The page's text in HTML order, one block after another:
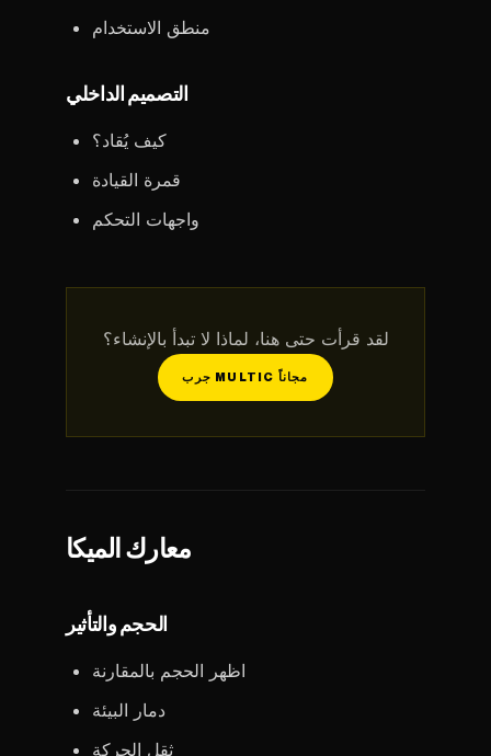
منطق الاستخدام
التصميم الداخلي
كيف يُقاد؟
قمرة القيادة
واجهات التحكم
لقد قرأت حتى هنا، لماذا لا تبدأ بالإنشاء؟
جرب MULTIC مجاناً
معارك الميكا
الحجم والتأثير
اظهر الحجم بالمقارنة
دمار البيئة
ثقل الحركة